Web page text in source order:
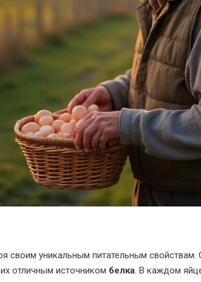
своим уникальным питательным свойствам.
отличным источником белка. В каждом